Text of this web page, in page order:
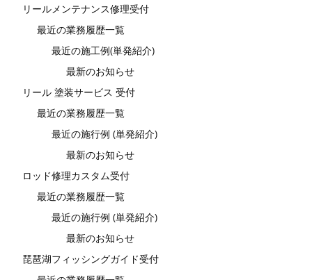
リールメンテナンス修理受付
最近の業務履歴一覧
最近の施工例(単発紹介)
最新のお知らせ
リール 塗装サービス 受付
最近の業務履歴一覧
最近の施行例 (単発紹介)
最新のお知らせ
ロッド修理カスタム受付
最近の業務履歴一覧
最近の施行例 (単発紹介)
最新のお知らせ
琵琶湖フィッシングガイド受付